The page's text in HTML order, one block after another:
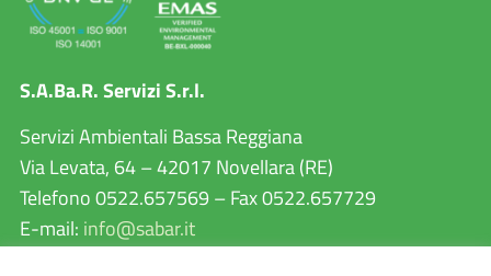
S.A.Ba.R. Servizi S.r.l.
Servizi Ambientali Bassa Reggiana
Via Levata, 64 – 42017 Novellara (RE)
Telefono 0522.657569 – Fax 0522.657729
E-mail: info@sabar.it